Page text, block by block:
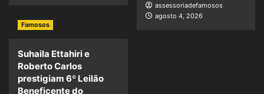
assessoriadefamosos
agosto 4, 2026
Famosos
Suhaila Ettahiri e
Roberto Carlos
prestigiam 6º Leilão
Beneficente do